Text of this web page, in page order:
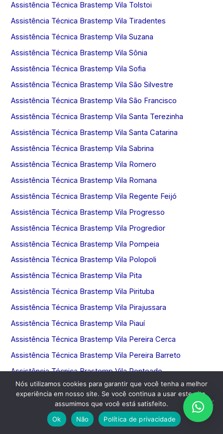
Assistência Técnica Brastemp Vila Tolstoi
Assistência Técnica Brastemp Vila Tiradentes
Assistência Técnica Brastemp Vila Suzana
Assistência Técnica Brastemp Vila Sônia
Assistência Técnica Brastemp Vila Sofia
Assistência Técnica Brastemp Vila São Silvestre
Assistência Técnica Brastemp Vila São Francisco
Assistência Técnica Brastemp Vila Santa Terezinha
Assistência Técnica Brastemp Vila Santa Catarina
Assistência Técnica Brastemp Vila Sabrina
Assistência Técnica Brastemp Vila Romero
Assistência Técnica Brastemp Vila Romana
Assistência Técnica Brastemp Vila Regente Feijó
Assistência Técnica Brastemp Vila Progresso
Assistência Técnica Brastemp Vila Progredior
Assistência Técnica Brastemp Vila Pompeia
Assistência Técnica Brastemp Vila Polopoli
Assistência Técnica Brastemp Vila Pita
Assistência Técnica Brastemp Vila Pirituba
Assistência Técnica Brastemp Vila Pirajussara
Assistência Técnica Brastemp Vila Piauí
Assistência Técnica Brastemp Vila Pereira Cerca
Assistência Técnica Brastemp Vila Pereira Barreto
Assistência Técnica Brastemp Vila Penteado
Assistência Técnica Brastemp Vila Pauliceia
Assistência Técnica Brastemp Vila Palmeiras
Assistência Técnica Brastemp Vila Paiva
Nós utilizamos cookies para garantir que você tenha a melhor
experiência em nosso site. Se você continua a usar este site,
assumimos que você está satisfeito.
Ok
Não Política de privacidade